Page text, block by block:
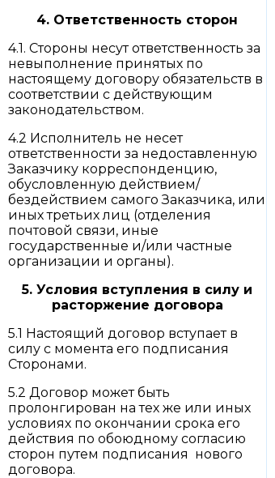
4. Ответственность сторон
4.1. Стороны несут ответственность за
невыполнение принятых по
настоящему договору обязательств в
соответствии с действующим
законодательством.
4.2 Исполнитель не несет
ответственности за недоставленную
Заказчику корреспонденцию,
обусловленную действием/
бездействием самого Заказчика, или
иных третьих лиц (отделения
почтовой связи, иные
государственные и/или частные
организации и органы).
5. Условия вступления в силу и
расторжение договора
5.1 Настоящий договор вступает в
силу с момента его подписания
Сторонами.
5.2 Договор может быть
пролонгирован на тех же или иных
условиях по окончании срока его
действия по обоюдному согласию
сторон путем подписания нового
договора.